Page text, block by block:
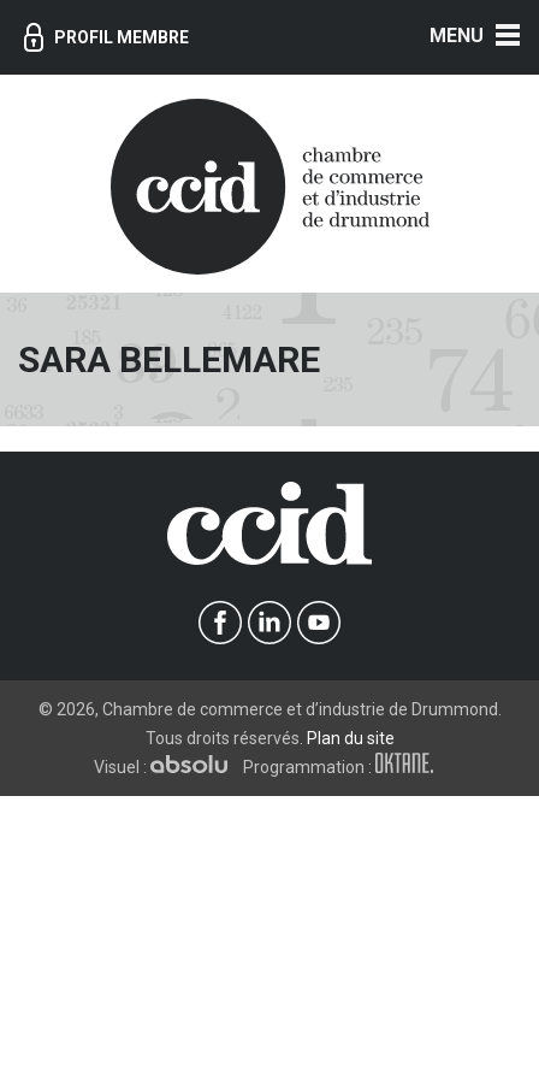
PROFIL MEMBRE
SARA BELLEMARE
© 2026, Chambre de commerce et d’industrie de Drummond.
Tous droits réservés. Plan du site
Visuel :
Programmation :
MENU